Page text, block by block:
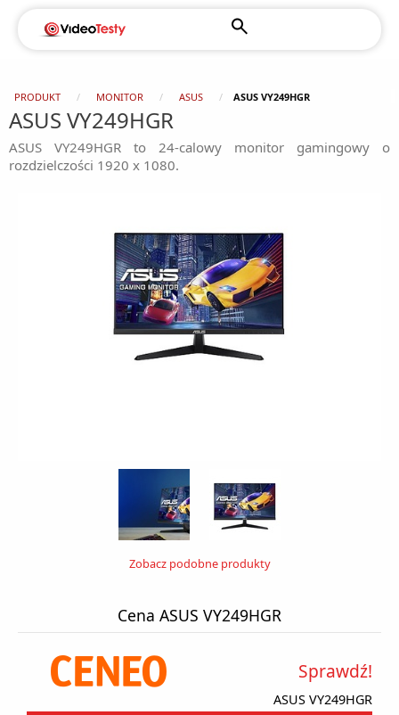
PRODUKT MONITOR ASUS ASUS VY249HGR
ASUS VY249HGR
ASUS VY249HGR to 24-calowy monitor gamingowy o
rozdzielczości 1920 x 1080.
Zobacz podobne produkty
Cena ASUS VY249HGR
ASUS VY249HGR
Sprawdź!